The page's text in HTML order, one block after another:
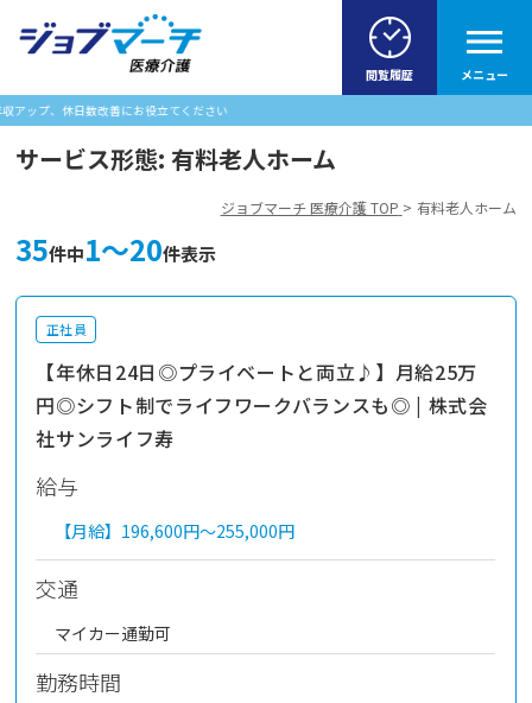
ください
閲覧履歴 メニュー
サービス形態: 有料老人ホーム
ジョブマーチ 医療介護 TOP 有料老人ホーム
35件中1～20件表示
正社員
【年休日24日◎プライベートと両立♪】月給25万
円◎シフト制でライフワークバランスも◎ | 株式会
社サンライフ寿
給与
【月給】 196,600円～255,000円
交通
マイカー通勤可
勤務時間